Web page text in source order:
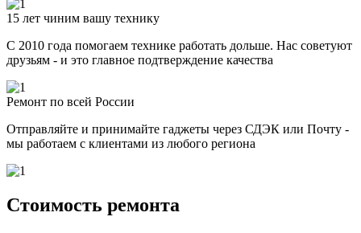
15 лет чиним вашу технику
С 2010 года помогаем технике работать дольше. Нас советуют
друзьям - и это главное подтверждение качества
Ремонт по всей России
Отправляйте и принимайте гаджеты через СДЭК или Почту -
мы работаем с клиентами из любого региона
Стоимость ремонта